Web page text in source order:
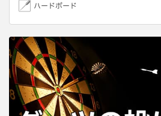
ハードボード